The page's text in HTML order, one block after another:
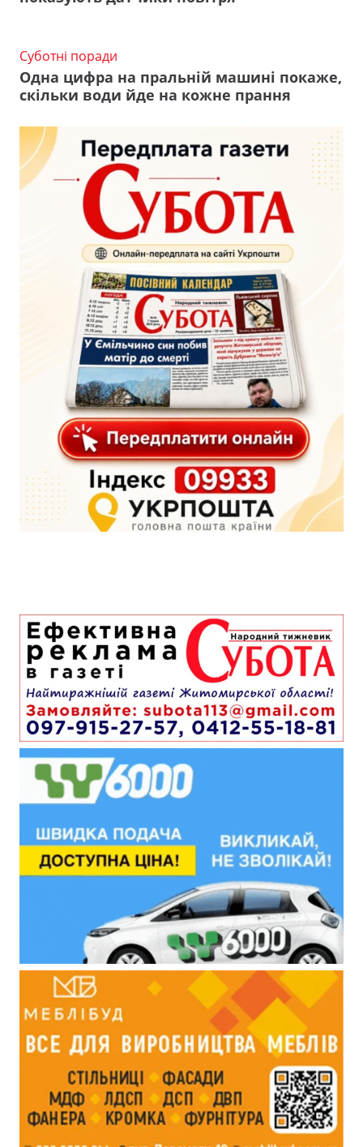
Суботні поради
Одна цифра на пральній машині покаже,
скільки води йде на кожне прання